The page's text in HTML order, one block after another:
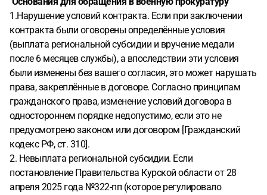
время прохождения службы так же не предоставлялись
расчетные листы (хотя их обещали выдавать каждый
месяц. Выплаты ежемесячно были разные и не
превышали 174 тыс. Как нам сказал наш
непосредственный командир Солнцев Андрей
Николаевич (Феррум), оплачиваются только 23 боевых
задания (БЗ), а остальные дни за бесплатно... Кому то
платили больше кому-то меньше, выплаты даже при
одинаковых количествах БЗ были у всех разные и правду
найти было невозможно, т.к. расчетки не выдавали и
сравнить было не с чем. Стоит ли обращаться в военную
прокуратуру?
1.Нарушение условий контракта. Если при заключении
контракта были оговорены определённые условия
(выплата региональной субсидии и вручение медали
после 6 месяцев службы), а впоследствии эти условия
были изменены без вашего согласия, это может нарушать
права, закреплённые в договоре. Согласно принципам
гражданского права, изменение условий договора в
одностороннем порядке недопустимо, если это не
предусмотрено законом или договором [Гражданский
кодекс РФ, ст. 310].
2. Невыплата региональной субсидии. Если
постановление Правительства Курской области от 28
апреля 2025 года №322-пп (которое регулировало